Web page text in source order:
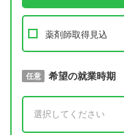
薬剤師取得見込
必須 取得予定年
任意 希望の就業時期